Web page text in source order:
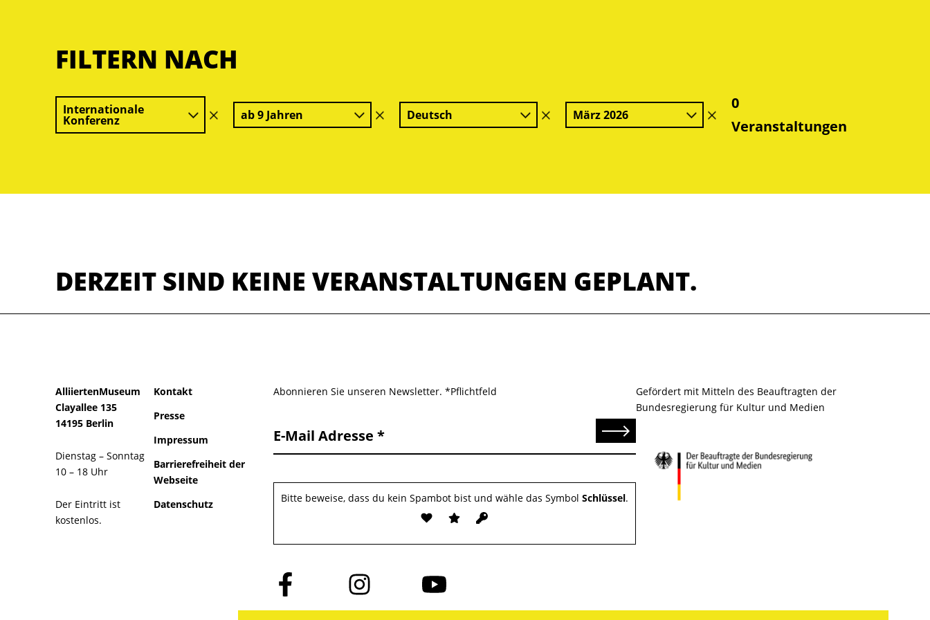
FILTERN NACH
Internationale
Konferenz
Filter
löschen
ab 9 Jahren
Filter
löschen
Deutsch
Filter
löschen
März 2026
Filter
löschen
0
Veranstaltungen
DERZEIT SIND KEINE VERANSTALTUNGEN GEPLANT.
AlliiertenMuseum
Clayallee 135
14195 Berlin
Dienstag – Sonntag
10 – 18 Uhr
Der Eintritt ist
kostenlos.
Kontakt
Presse
Impressum
Barrierefreiheit der
Webseite
Datenschutz
Abonnieren Sie unseren Newsletter. *Pflichtfeld
E-Mail Adresse Senden
Bitte beweise, dass du kein Spambot bist und wähle das Symbol Schlüssel.
Folge
uns
auf
Folge
uns
auf
Folge
uns
auf
Gefördert mit Mitteln des Beauftragten der
Bundesregierung für Kultur und Medien